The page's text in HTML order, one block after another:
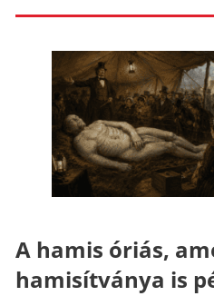
A hamis óriás,
hamisítványa is